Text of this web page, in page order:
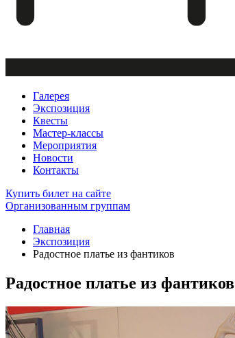
Галерея
Экспозиция
Квесты
Мастер-классы
Мероприятия
Новости
Контакты
Купить билет на сайте
Организованным группам
Главная
Экспозиция
Радостное платье из фантиков
Радостное платье из фантиков